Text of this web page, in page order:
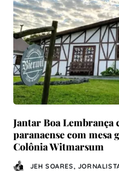
Jantar Boa Lembrança
paranaense com mesa
Colônia Witmarsum
JEH SOARES,